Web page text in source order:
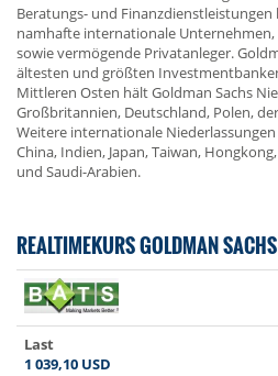
Beratungs- und
namhafte internationale
sowie vermögende Privatanleger.
ältesten und größten
Mittleren Osten hält Goldman Sachs
Großbritannien, Deutschland, Polen,
Weitere internationale
China, Indien, Japan, Taiwan,
und Saudi-Arabien.
REALTIMEKURS GOLDMAN SACHS
Last
1 039,10 USD